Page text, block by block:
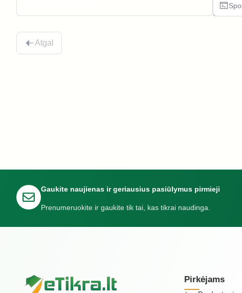
Atgal
Gaukite naujienas ir geriausius pasiūlymus pirmieji
Prenumeruokite ir gaukite tik tai, kas tikrai naudinga.
Pirkėjams